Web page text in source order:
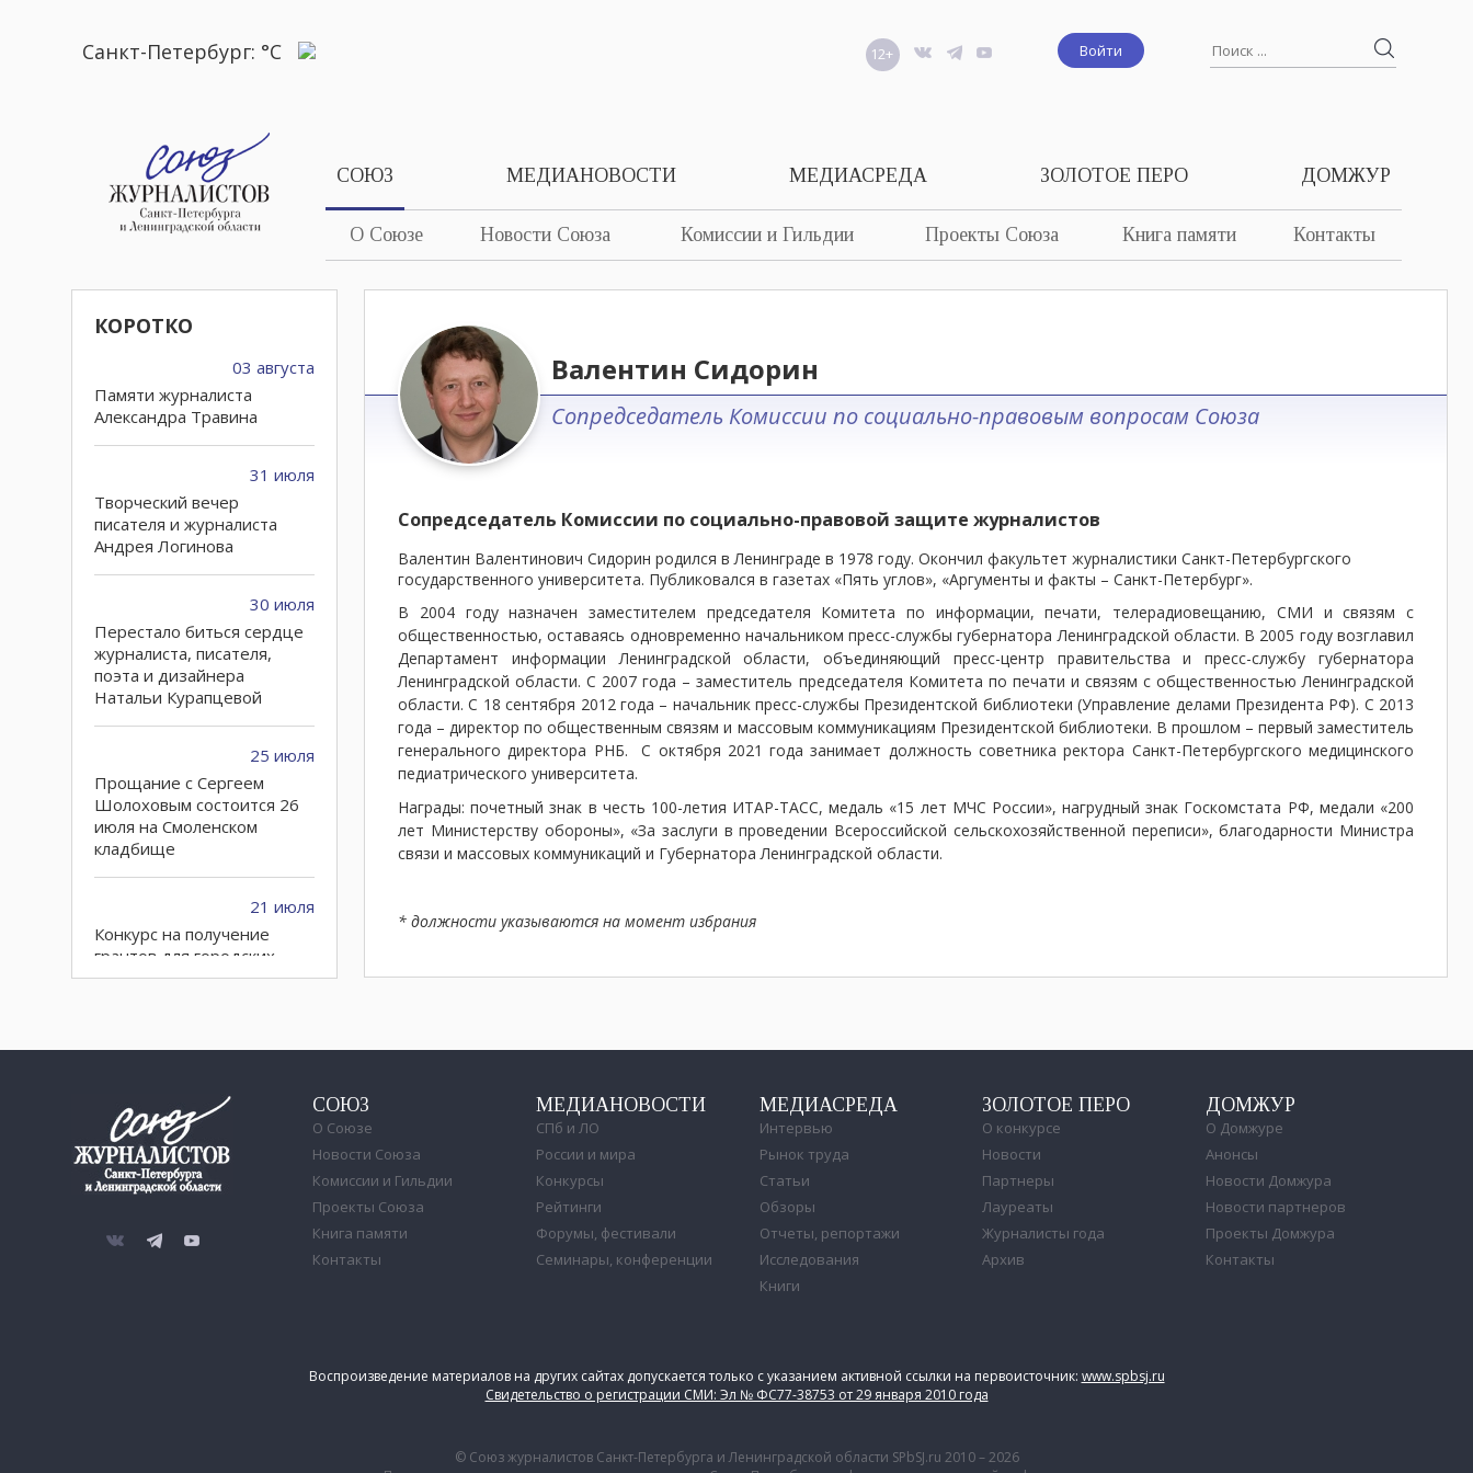
Санкт-Петербург: °C Войти
12+
СОЮЗ
О Союзе Новости Союза Комиссии и Гильдии Проекты Союза Книга памяти Контакты
МЕДИАНОВОСТИ МЕДИАСРЕДА ЗОЛОТОЕ ПЕРО ДОМЖУР
КОРОТКО
03 августа
Памяти журналиста
Александра Травина
31 июля
Творческий вечер
писателя и журналиста
Андрея Логинова
30 июля
Перестало биться сердце
журналиста, писателя,
поэта и дизайнера
Натальи Курапцевой
25 июля
Прощание с Сергеем
Шолоховым состоится 26
июля на Смоленском
кладбище
21 июля
Конкурс на получение
грантов для городских
СМИ открыт
17 июля
C днем рождения, Павел!
15 июля
Почта России запускает
Валентин Сидорин
Сопредседатель Комиссии по социально-правовым вопросам Союза
Сопредседатель Комиссии по социально-правовой защите журналистов
Валентин Валентинович Сидорин родился в Ленинграде в 1978 году. Окончил факультет журналистики Санкт-Петербургского
государственного университета. Публиковался в газетах «Пять углов», «Аргументы и факты – Санкт-Петербург».
В 2004 году назначен заместителем председателя Комитета по информации, печати, телерадиовещанию, СМИ и связям с
общественностью, оставаясь одновременно начальником пресс-службы губернатора Ленинградской области. В 2005 году возглавил
Департамент информации Ленинградской области, объединяющий пресс-центр правительства и пресс-службу губернатора
Ленинградской области. С 2007 года – заместитель председателя Комитета по печати и связям с общественностью Ленинградской
области. С 18 сентября 2012 года – начальник пресс-службы Президентской библиотеки (Управление делами Президента РФ). С 2013
года – директор по общественным связям и массовым коммуникациям Президентской библиотеки. В прошлом – первый заместитель
генерального директора РНБ. С октября 2021 года занимает должность советника ректора Санкт-Петербургского медицинского
педиатрического университета.
Награды: почетный знак в честь 100-летия ИТАР-ТАСС, медаль «15 лет МЧС России», нагрудный знак Госкомстата РФ, медали «200
лет Министерству обороны», «За заслуги в проведении Всероссийской сельскохозяйственной переписи», благодарности Министра
связи и массовых коммуникаций и Губернатора Ленинградской области.
* должности указываются на момент избрания
СОЮЗ
О Союзе
Новости Союза
Комиссии и Гильдии
Проекты Союза
Книга памяти
Контакты
МЕДИАНОВОСТИ
СПб и ЛО
России и мира
Конкурсы
Рейтинги
Форумы, фестивали
Семинары, конференции
МЕДИАСРЕДА
Интервью
Рынок труда
Статьи
Обзоры
Отчеты, репортажи
Исследования
Книги
ЗОЛОТОЕ ПЕРО
О конкурсе
Новости
Партнеры
Лауреаты
Журналисты года
Архив
ДОМЖУР
О Домжуре
Анонсы
Новости Домжура
Новости партнеров
Проекты Домжура
Контакты
Воспроизведение материалов на других сайтах допускается только с указанием активной ссылки на первоисточник: www.spbsj.ru
Свидетельство о регистрации СМИ: Эл № ФС77-38753 от 29 января 2010 года
© Союз журналистов Санкт-Петербурга и Ленинградской области SPbSJ.ru 2010 – 2026